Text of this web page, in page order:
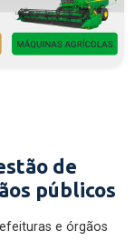
de
públicos
e órgãos